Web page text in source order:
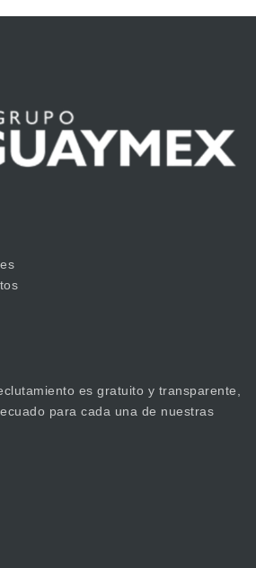
es gratuito y transparente,
para cada una de nuestras